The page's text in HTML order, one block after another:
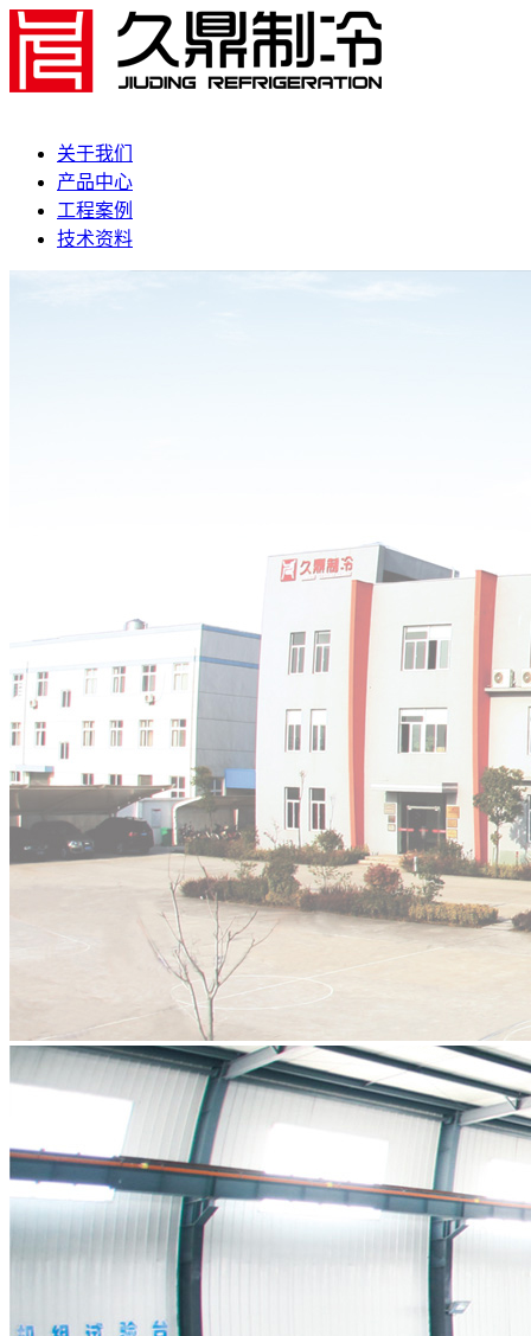
关于我们
产品中心
工程案例
技术资料